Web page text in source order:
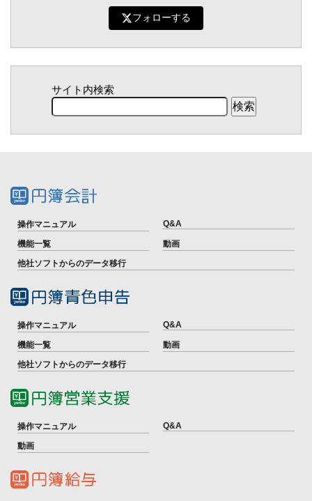
フォローする
サイト内検索
操作マニュアル Q&A
機能一覧
動画
他社ソフトからのデータ移行
操作マニュアル Q&A
機能一覧
動画
他社ソフトからのデータ移行
操作マニュアル Q&A
動画